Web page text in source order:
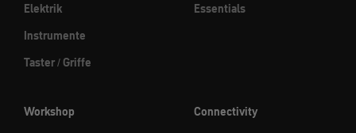
Elektrik
Instrumente
Taster / Griffe
Essentials
Workshop
Connectivity